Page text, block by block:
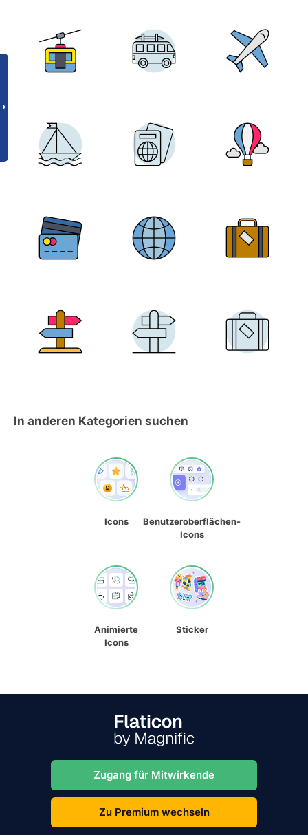
In anderen Kategorien suchen
Icons
Benutzeroberflächen-
Icons
Animierte
Icons
Sticker
Zugang für Mitwirkende
Zu Premium wechseln